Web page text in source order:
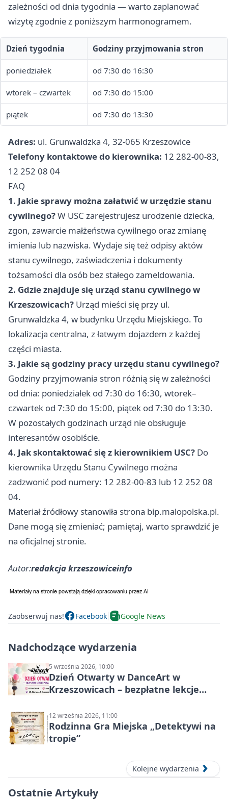
zależności od dnia tygodnia — warto zaplanować
wizytę zgodnie z poniższym harmonogramem.
Dzień tygodnia Godziny przyjmowania stron
poniedziałek od 7:30 do 16:30
wtorek – czwartek od 7:30 do 15:00
piątek od 7:30 do 13:30
Adres: ul. Grunwaldzka 4, 32-065 Krzeszowice
Telefony kontaktowe do kierownika: 12 282-00-83,
12 252 08 04
FAQ
1. Jakie sprawy można załatwić w urzędzie stanu
cywilnego?W USC zarejestrujesz urodzenie dziecka,
zgon, zawarcie małżeństwa cywilnego oraz zmianę
imienia lub nazwiska. Wydaje się też odpisy aktów
stanu cywilnego, zaświadczenia i dokumenty
tożsamości dla osób bez stałego zameldowania.
2. Gdzie znajduje się urząd stanu cywilnego w
Krzeszowicach? Urząd mieści się przy ul.
Grunwaldzka 4, w budynku Urzędu Miejskiego. To
lokalizacja centralna, z łatwym dojazdem z każdej
części miasta.
3. Jakie są godziny pracy urzędu stanu cywilnego?
Godziny przyjmowania stron różnią się w zależności
od dnia: poniedziałek od 7:30 do 16:30, wtorek–
czwartek od 7:30 do 15:00, piątek od 7:30 do 13:30.
W pozostałych godzinach urząd nie obsługuje
interesantów osobiście.
4. Jak skontaktować się z kierownikiem USC? Do
kierownika Urzędu Stanu Cywilnego można
zadzwonić pod numery: 12 282-00-83 lub 12 252 08
04.
Materiał źródłowy stanowiła strona bip.malopolska.pl.
Dane mogą się zmieniać; pamiętaj, warto sprawdzić je
na oficjalnej stronie.
Autor:redakcja krzeszowiceinfo
Zaobserwuj nas! Facebook Google News
Nadchodzące wydarzenia
5 września 2026, 10:00
Dzień Otwarty w DanceArt w
Krzeszowicach – bezpłatne lekcje
12 września 2026, 11:00
Rodzinna Gra Miejska „Detektywi na
tropie”
Kolejne wydarzenia
Ostatnie Artykuły